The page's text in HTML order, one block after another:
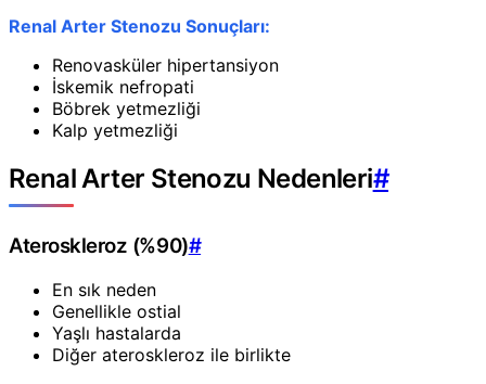
Renal Arter Stenozu Sonuçları:
Renovasküler hipertansiyon
İskemik nefropati
Böbrek yetmezliği
Kalp yetmezliği
Renal Arter Stenozu Nedenleri#
Ateroskleroz (%90)#
En sık neden
Genellikle ostial
Yaşlı hastalarda
Diğer ateroskleroz ile birlikte